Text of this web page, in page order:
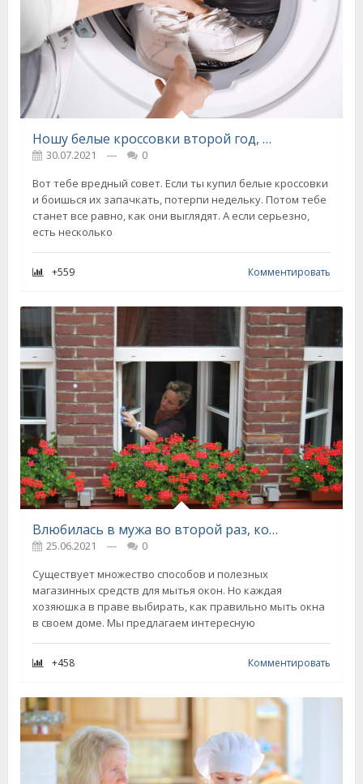
Ношу белые кроссовки второй год, а выглядят так, будто купила вчера
30.07.2021 ---
0
Вот тебе вредный совет. Если ты купил белые кроссовки
и боишься их запачкать, потерпи недельку. Потом тебе
станет все равно, как они выглядят. А если серьезно,
есть несколько
+559 Комментировать
Влюбилась в мужа во второй раз, когда он изобрел самодельный спрей для мойки окон, что делает стекла прозрачными
25.06.2021 ---
0
Существует множество способов и полезных
магазинных средств для мытья окон. Но каждая
хозяюшка в праве выбирать, как правильно мыть окна
в своем доме. Мы предлагаем интересную
+458 Комментировать